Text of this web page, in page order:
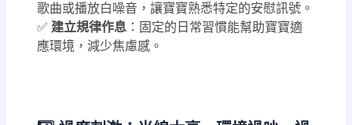
歌曲或播放白噪音，讓寶寶熟悉特定的安慰訊號。
✅ 建立規律作息 ：固定的日常習慣能幫助寶寶適
應環境，減少焦慮感。